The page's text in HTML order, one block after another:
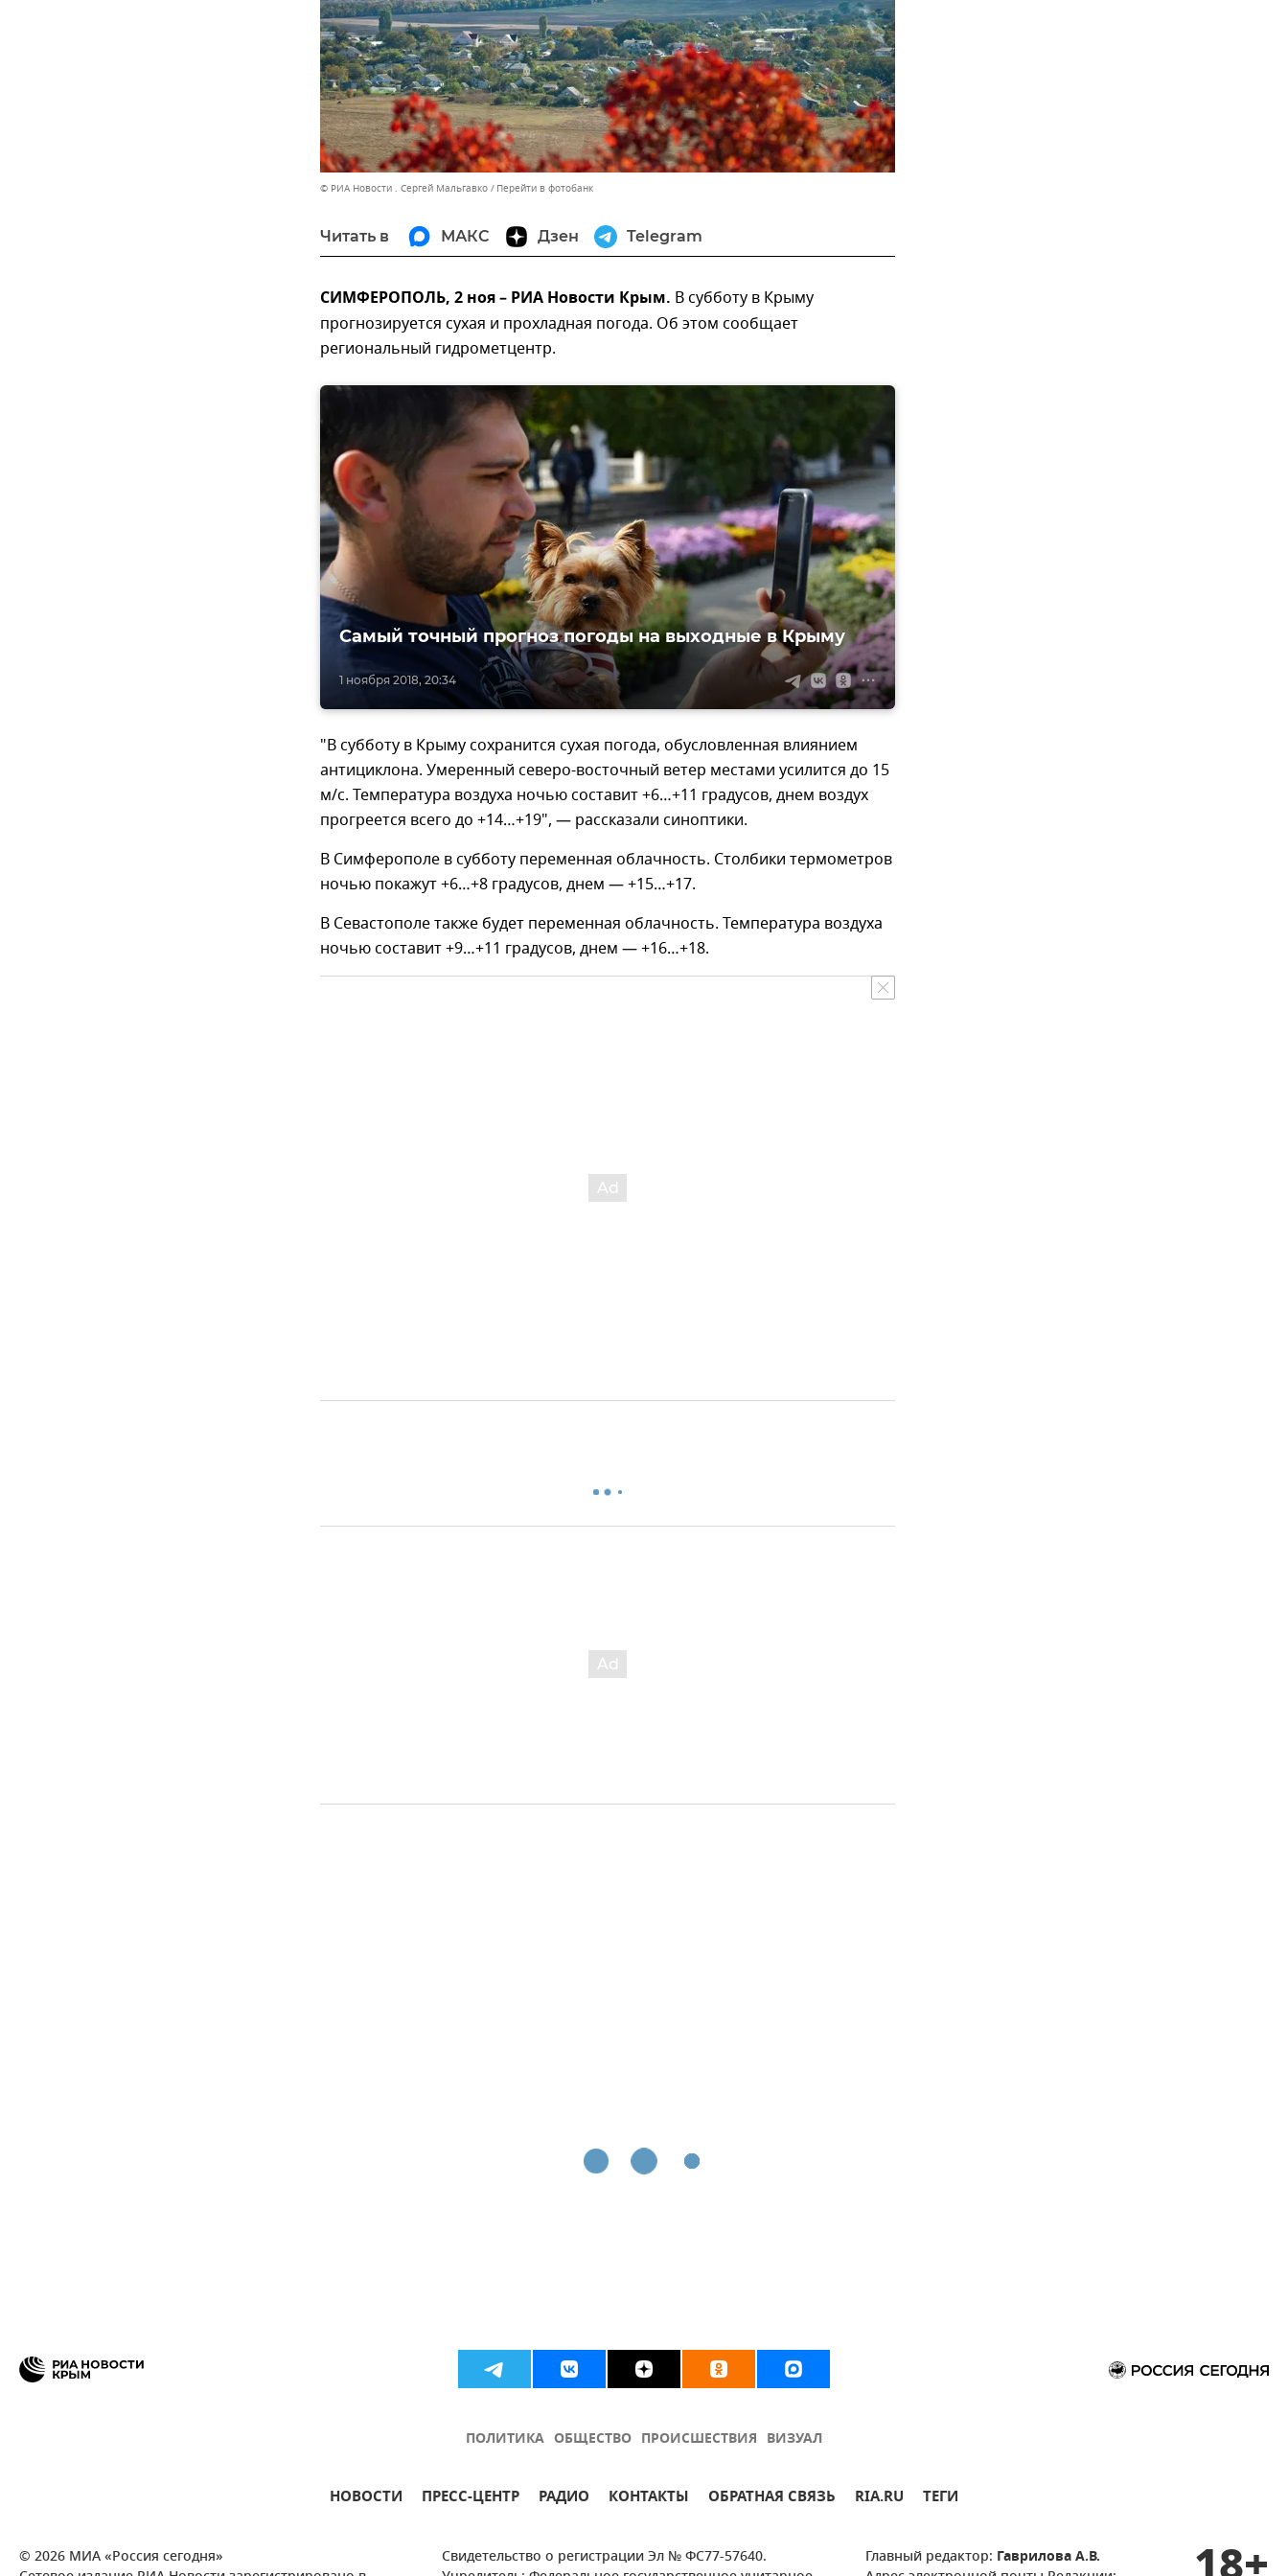
© РИА Новости . Сергей Мальгавко Перейти в фотобанк
Читать в МАКС Дзен Telegram
СИМФЕРОПОЛЬ, 2 ноя – РИА Новости Крым. В субботу в Крыму
прогнозируется сухая и прохладная погода. Об этом сообщает
региональный гидрометцентр.
1 ноября 2018, 20:34
Самый точный прогноз погоды на выходные в Крыму
"В субботу в Крыму сохранится сухая погода, обусловленная влиянием
антициклона. Умеренный северо-восточный ветер местами усилится до 15
м/с. Температура воздуха ночью составит +6…+11 градусов, днем воздух
прогреется всего до +14…+19", — рассказали синоптики.
В Симферополе в субботу переменная облачность. Столбики термометров
ночью покажут +6…+8 градусов, днем — +15…+17.
В Севастополе также будет переменная облачность. Температура воздуха
ночью составит +9…+11 градусов, днем — +16…+18.
ПОЛИТИКА ОБЩЕСТВО ПРОИСШЕСТВИЯ ВИЗУАЛ
НОВОСТИ ПРЕСС-ЦЕНТР РАДИО КОНТАКТЫ ОБРАТНАЯ СВЯЗЬ RIA.RU ТЕГИ
© 2026 МИА «Россия сегодня»
Свидетельство о регистрации Эл № ФС77-57640.
Главный редактор: Гаврилова А.В.